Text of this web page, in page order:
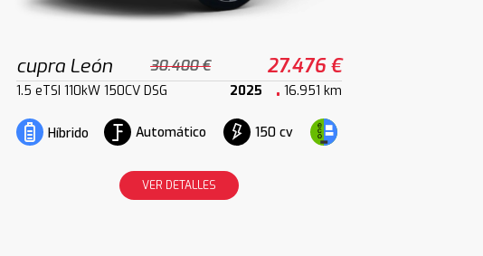
cupra León 30.400 € 27.476 €
1.5 eTSI 110kW 150CV DSG 2025 16.951 km
Híbrido Automático 150 cv
VER DETALLES